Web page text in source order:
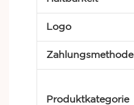
Logo
Zahlungsmethode
Produktkategorie